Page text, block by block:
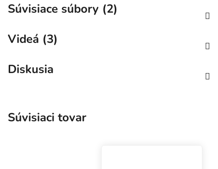
Súvisiace súbory (2)
Videá (3)
Diskusia
Súvisiaci tovar